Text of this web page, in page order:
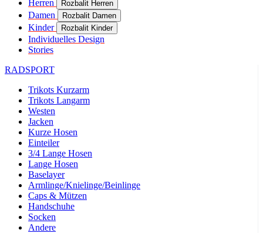
Herren Rozbalit Herren
Damen Rozbalit Damen
Kinder Rozbalit Kinder
Individuelles Design
Stories
RADSPORT
Trikots Kurzarm
Trikots Langarm
Westen
Jacken
Kurze Hosen
Einteiler
3/4 Lange Hosen
Lange Hosen
Baselayer
Armlinge/Knielinge/Beinlinge
Caps & Mützen
Handschuhe
Socken
Andere